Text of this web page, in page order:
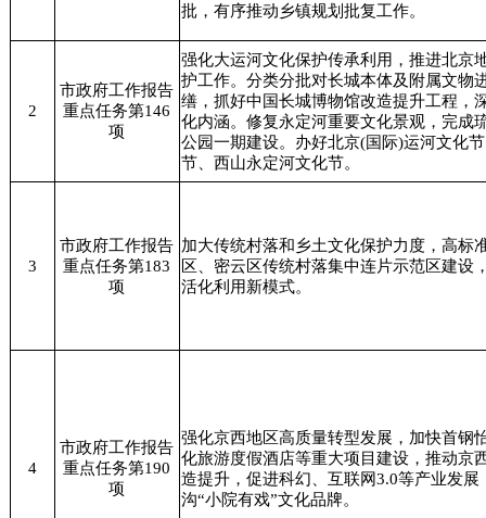
批，有序推动乡镇规划批复工作。
2
市政府工作报告
重点任务第146
项
强化大运河文化保护传承利用，推进北京
护工作。分类分批对长城本体及附属文物
缮，抓好中国长城博物馆改造提升工程，
化内涵。修复永定河重要文化景观，完成
公园一期建设。办好北京(国际)运河文化
节、西山永定河文化节。
3
市政府工作报告
重点任务第183
项
加大传统村落和乡土文化保护力度，高标
区、密云区传统村落集中连片示范区建设
活化利用新模式。
4
市政府工作报告
重点任务第190
项
强化京西地区高质量转型发展，加快首钢
化旅游度假酒店等重大项目建设，推动京
造提升，促进科幻、互联网3.0等产业发展
沟“小院有戏”文化品牌。